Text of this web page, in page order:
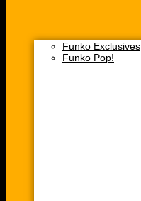
Funko Exclusives
Funko Pop!